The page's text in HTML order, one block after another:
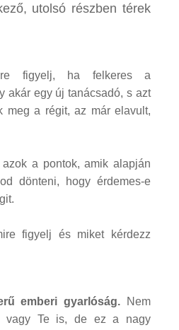
utolsó részben térek
figyelj, ha felkeres a
akár egy új tanácsadó, s azt
meg a régit, az már elavult,
azok a pontok, amik alapján
dönteni, hogy érdemes-e
figyelj és miket kérdezz
emberi gyarlóság. Nem
vagy Te is, de ez a nagy